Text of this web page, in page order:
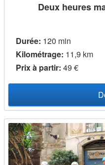
Deux heures
Durée: 120 min
Kilométrage: 11,9 km
Prix ​​à partir: 49 €